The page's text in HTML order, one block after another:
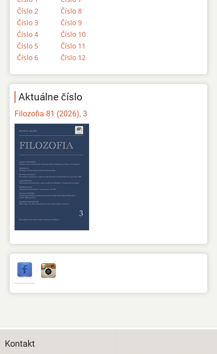
Číslo 2
Číslo 3
Číslo 4
Číslo 5
Číslo 6
Číslo 8
Číslo 9
Číslo 10
Číslo 11
Číslo 12
Aktuálne číslo
Filozofia 81 (2026), 3
Kontakt